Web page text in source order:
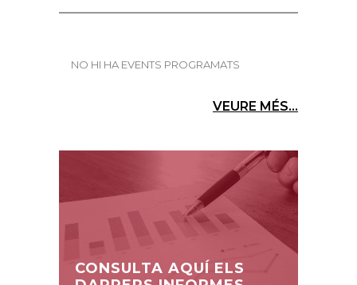
NO HI HA EVENTS PROGRAMATS
VEURE MÉS...
CONSULTA AQUÍ ELS